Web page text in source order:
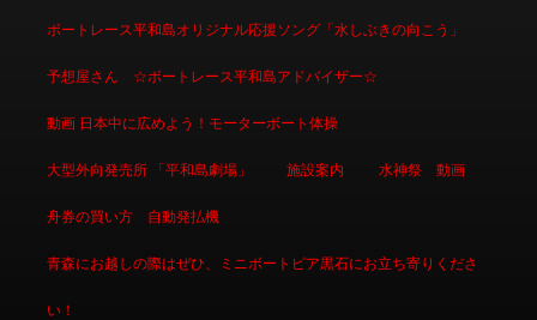
ボートレース平和島オリジナル応援ソング「水しぶきの向こう」
予想屋さん ☆ボートレース平和島アドバイザー☆
動画 日本中に広めよう！モーターボート体操
大型外向発売所 「平和島劇場」 施設案内 水神祭 動画
舟券の買い方 自動発払機
青森にお越しの際はぜひ、ミニボートピア黒石にお立ち寄りくださ
い！